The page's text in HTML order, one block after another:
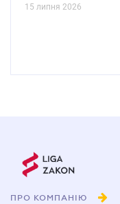
15 липня 2026
ПРО КОМПАНІЮ